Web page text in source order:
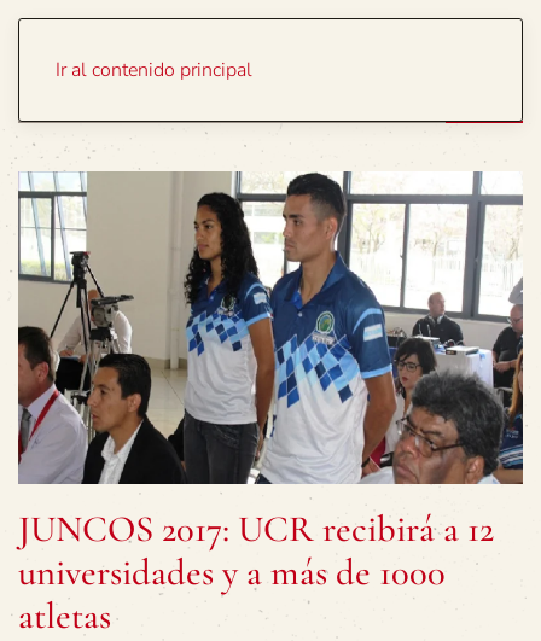
Ir al contenido principal
JUNCOS 2017: UCR recibirá a 12
universidades y a más de 1000
atletas